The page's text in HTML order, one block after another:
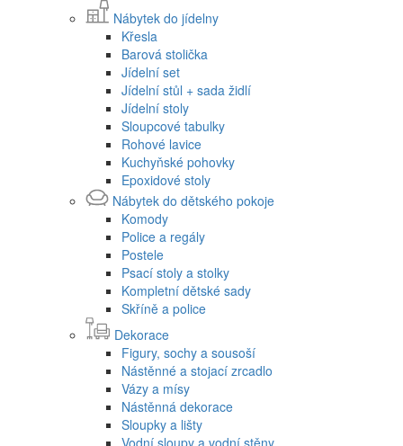
Nábytek do jídelny
Křesla
Barová stolička
Jídelní set
Jídelní stůl + sada židlí
Jídelní stoly
Sloupcové tabulky
Rohové lavice
Kuchyňské pohovky
Epoxidové stoly
Nábytek do dětského pokoje
Komody
Police a regály
Postele
Psací stoly a stolky
Kompletní dětské sady
Skříně a police
Dekorace
Figury, sochy a sousoší
Nástěnné a stojací zrcadlo
Vázy a mísy
Nástěnná dekorace
Sloupky a lišty
Vodní sloupy a vodní stěny